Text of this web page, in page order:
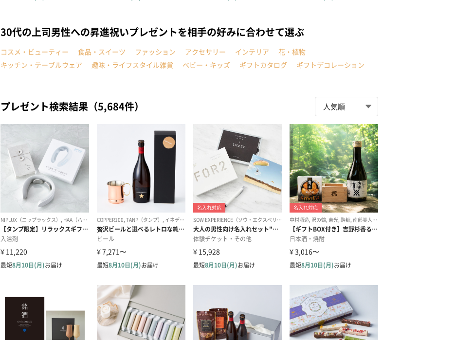
30代の上司男性への昇進祝いプレゼントを相手の好みに合わせて選ぶ
コスメ・ビューティー 食品・スイーツ ファッション アクセサリー インテリア
花・植物
キッチン・テーブルウェア
趣味・ライフスタイル雑貨 ベビー・キッズ ギフトカタログ ギフトデコレーション
プレゼント検索結果（5,684件）